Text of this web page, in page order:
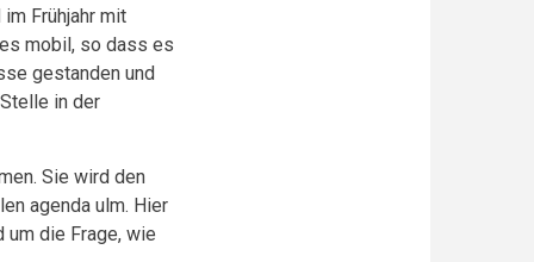
Frühjahr mit
mobil, so dass es
gestanden und
in der
Sie wird den
agenda ulm. Hier
um die Frage, wie